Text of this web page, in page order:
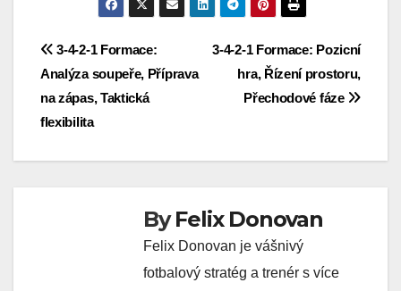
Post
navigation
3-4-2-1 Formace: Pozicní
hra, Řízení prostoru,
Přechodové fáze
3-4-2-1 Formace:
Analýza soupeře, Příprava
na zápas, Taktická
flexibilita
ByFelix Donovan
Felix Donovan je vášnivý
fotbalový stratég a trenér s více